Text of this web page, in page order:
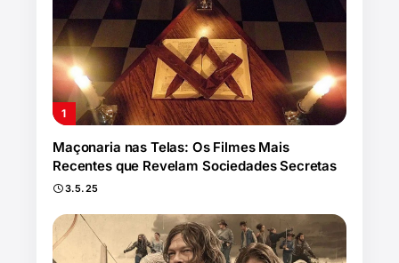
Maçonaria nas Telas: Os Filmes Mais
Recentes que Revelam Sociedades Secretas
3.5.25